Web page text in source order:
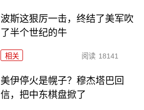
波斯这狠厉一击，终结了美军吹
了半个世纪的牛
相关 阅读 18141
美伊停火是幌子？穆杰塔巴回
信，把中东棋盘掀了